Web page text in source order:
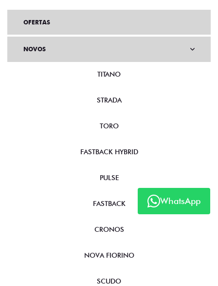
WhatsApp
OFERTAS
TITANO
STRADA
TORO
FASTBACK HYBRID
PULSE
FASTBACK
CRONOS
NOVA FIORINO